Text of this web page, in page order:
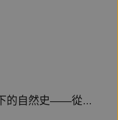
人類世下的自然史——從螢火蟲談起